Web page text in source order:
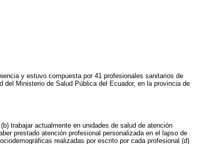
y estuvo compuesta por 41 profesionales sanitarios de
Ministerio de Salud Pública del Ecuador, en la provincia de
trabajar actualmente en unidades de salud de atención
prestado atención profesional personalizada en el lapso de
realizadas por escrito por cada profesional (d)